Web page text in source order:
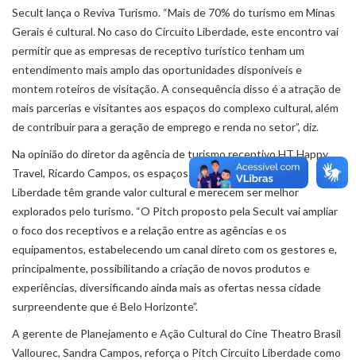
Secult lança o Reviva Turismo. “Mais de 70% do turismo em Minas
Gerais é cultural. No caso do Circuito Liberdade, este encontro vai
permitir que as empresas de receptivo turístico tenham um
entendimento mais amplo das oportunidades disponíveis e
montem roteiros de visitação. A consequência disso é a atração de
mais parcerias e visitantes aos espaços do complexo cultural, além
de contribuir para a geração de emprego e renda no setor”, diz.
Na opinião do diretor da agência de turismo receptivo HT Happy
Travel, Ricardo Campos, os espaços integrantes do Circuito
Liberdade têm grande valor cultural e merecem ser melhor
explorados pelo turismo. “O Pitch proposto pela Secult vai ampliar
o foco dos receptivos e a relação entre as agências e os
equipamentos, estabelecendo um canal direto com os gestores e,
principalmente, possibilitando a criação de novos produtos e
experiências, diversificando ainda mais as ofertas nessa cidade
surpreendente que é Belo Horizonte”.
A gerente de Planejamento e Ação Cultural do Cine Theatro Brasil
Vallourec, Sandra Campos, reforça o Pitch Circuito Liberdade como